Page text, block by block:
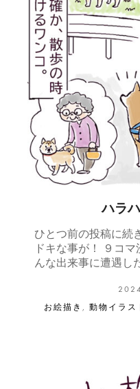
ハラ
ひとつ前の投稿に続
ドキな事が！ ９コ
んな出来事に遭遇し
お絵描き , 動物イラス